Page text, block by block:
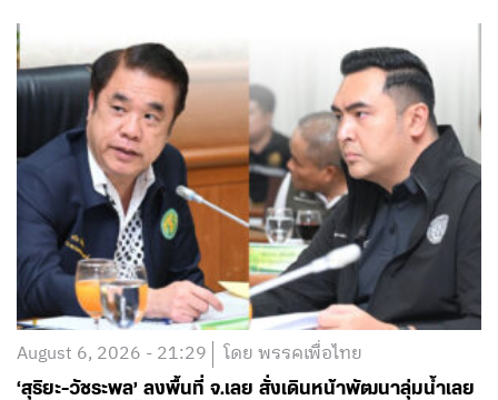
August 6, 2026 - 21:29 โดย พรรคเพื่อไทย
‘สุริยะ-วัชระพล’ ลงพื้นที่ จ.เลย สั่งเดินหน้าพัฒนาลุ่มน้ำเลย